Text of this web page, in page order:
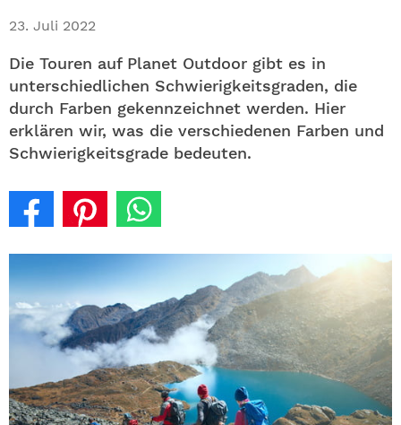
23. Juli 2022
Die Touren auf Planet Outdoor gibt es in
unterschiedlichen Schwierigkeitsgraden, die
durch Farben gekennzeichnet werden. Hier
erklären wir, was die verschiedenen Farben und
Schwierigkeitsgrade bedeuten.
GEWINNEN
NEWSLETTER
ALLE THEMEN